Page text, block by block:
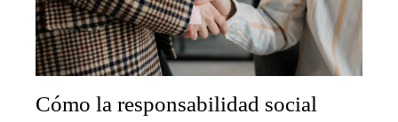
Cómo la responsabilidad social